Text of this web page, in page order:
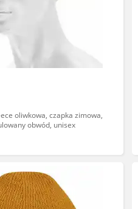
oliwkowa, czapka zimowa,
obwód, unisex